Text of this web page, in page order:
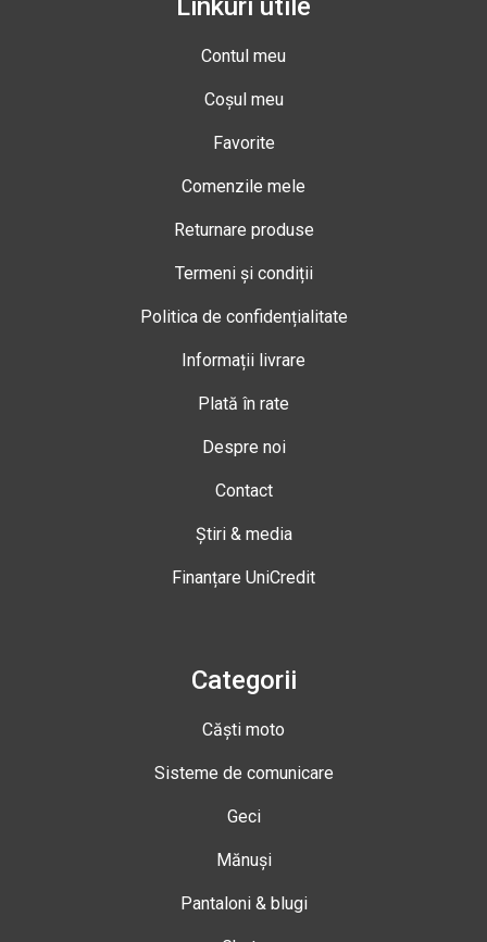
Linkuri utile
Contul meu
Coșul meu
Favorite
Comenzile mele
Returnare produse
Termeni și condiții
Politica de confidențialitate
Informații livrare
Plată în rate
Despre noi
Contact
Știri & media
Finanțare UniCredit
Categorii
Căști moto
Sisteme de comunicare
Geci
Mănuși
Pantaloni & blugi